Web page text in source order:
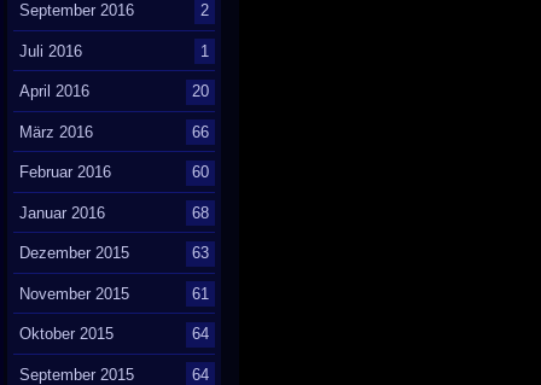
September 2016 2
Juli 2016 1
April 2016 20
März 2016 66
Februar 2016 60
Januar 2016 68
Dezember 2015 63
November 2015 61
Oktober 2015 64
September 2015 64